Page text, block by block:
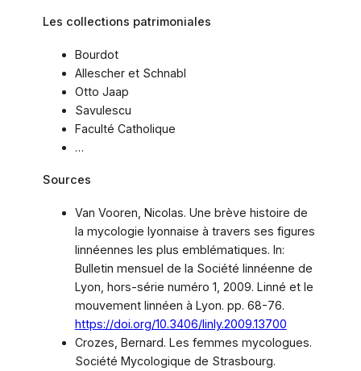
Les collections patrimoniales
Bourdot
Allescher et Schnabl
Otto Jaap
Savulescu
Faculté Catholique
…
Sources
Van Vooren, Nicolas. Une brève histoire de
la mycologie lyonnaise à travers ses figures
linnéennes les plus emblématiques. In:
Bulletin mensuel de la Société linnéenne de
Lyon, hors-série numéro 1, 2009. Linné et le
mouvement linnéen à Lyon. pp. 68-76.
https://doi.org/10.3406/linly.2009.13700
Crozes, Bernard. Les femmes mycologues.
Société Mycologique de Strasbourg.